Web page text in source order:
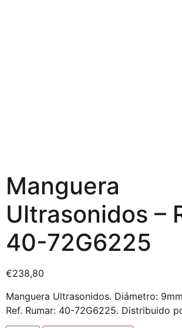
Manguera
Ultrasonidos –
40-72G6225
€238,80
Manguera Ultrasonidos. Diámetro:
Ref. Rumar: 40-72G6225. Distribuido